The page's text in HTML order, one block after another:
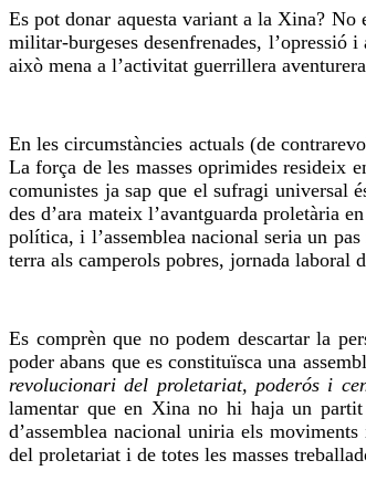
Es pot donar aquesta variant a la Xina? No
militar-burgeses desenfrenades,
això mena a l’activitat guerrillera
En les circumstàncies actuals (de
La força de les masses oprimides resideix
comunistes ja sap que el sufragi universal
des d’ara mateix l’avantguarda proletària
política, i l’assemblea nacional seria un
terra als camperols pobres, jornada laboral
Es comprèn que no podem descartar la
poder abans que es constituïsca una
revolucionari del proletariat, poderós i
lamentar que en Xina no hi haja un
d’assemblea nacional uniria els
del proletariat i de totes les masses